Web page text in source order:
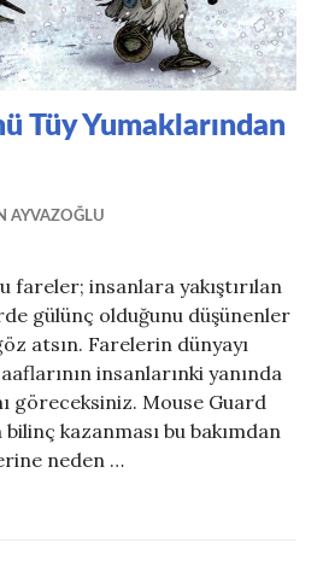
Tüy Yumaklarından
AYVAZOĞLU
fareler; insanlara yakıştırılan
gülünç olduğunu düşünenler
atsın. Farelerin dünyayı
insanlarınki yanında
göreceksiniz. Mouse Guard
kazanması bu bakımdan
neden …
Düşkünü Tüy